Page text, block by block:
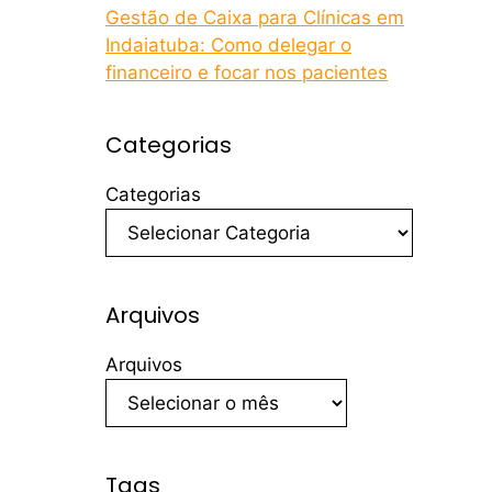
Gestão de Caixa para Clínicas em
Indaiatuba: Como delegar o
financeiro e focar nos pacientes
Categorias
Categorias
Arquivos
Arquivos
Tags